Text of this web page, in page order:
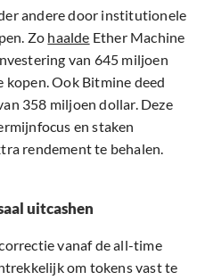
andere door institutionele
Zo haalde Ether Machine
van 645 miljoen
kopen. Ook Bitmine deed
358 miljoen dollar. Deze
en staken
rendement te behalen.
uitcashen
vanaf de all-time
om tokens vast te